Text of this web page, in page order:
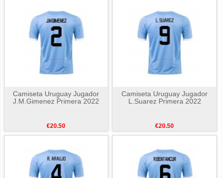
Camiseta Uruguay Jugador
J.M.Gimenez Primera 2022
€20.50
Camiseta Uruguay Jugador
L.Suarez Primera 2022
€20.50